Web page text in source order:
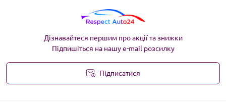
Дізнавайтеся першим про акції та знижки
Підпишіться на нашу e-mail розсилку
Підписатися